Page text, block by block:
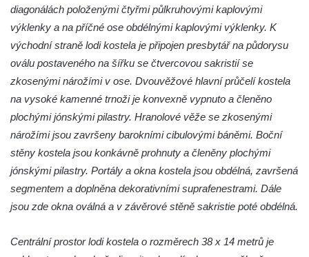
Kostel svaté Kateřiny Alexandrijské
(Sienské) v Dolním Podluží
Kostel svatého Jiří v Horním Slavkově
Kaple Božího Těla u kostela svatého Jiří v
Horním Slavkově
Kostel svatého Jana Nepomuckého ve
Hřensku
Hřbitovní kaple Ignaze Clara ve Hřensku
Kostel Nanebevzetí Panny Marie v Novém
Výklenková kaple v severní části Petrovic
Kaple Nejsvětější Trojice v Nové Vsi (Ústí
diagonálách položenými čtyřmi půlkruhovými kaplovými
výklenky a na příčné ose obdélnými kaplovými výklenky. K
východní straně lodi kostela je připojen presbytář na půdorysu
oválu postaveného na šířku se čtvercovou sakristií se
zkosenými nárožími v ose. Dvouvěžové hlavní průčelí kostela
na vysoké kamenné trnoži je konvexně vypnuto a členěno
plochými jónskými pilastry. Hranolové věže se zkosenými
nárožími jsou završeny barokními cibulovými báněmi. Boční
stěny kostela jsou konkávně prohnuty a členěny plochými
jónskými pilastry. Portály a okna kostela jsou obdélná, završená
segmentem a doplněna dekorativními suprafenestrami. Dále
jsou zde okna oválná a v závěrové stěně sakristie poté obdélná.
Centrální prostor lodi kostela o rozměrech 38 x 14 metrů je